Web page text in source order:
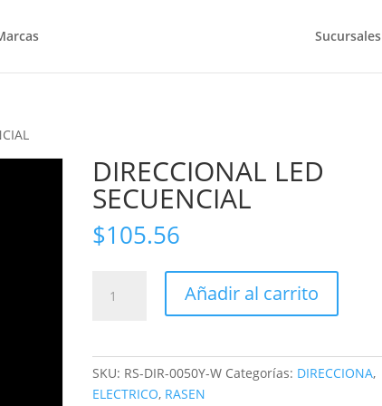
Sucursales
DIRECCIONAL LED
SECUENCIAL
$105.56
LED
SECUENCIAL
Añadir al carrito
SKU: RS-DIR-0050Y-W Categorías: DIRECCIONA,
ELECTRICO, RASEN